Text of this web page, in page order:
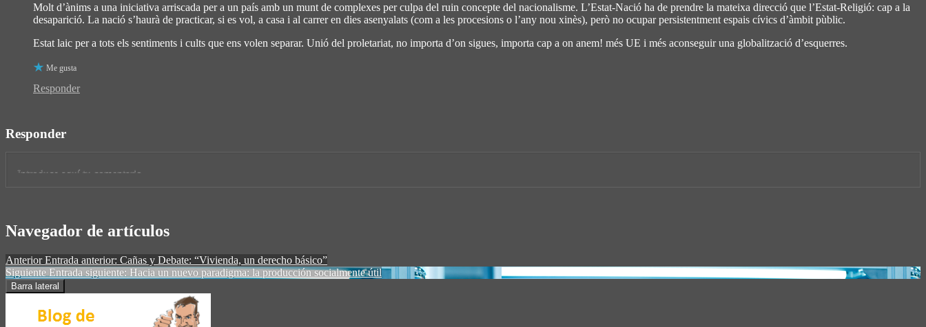
Molt d’ànims a una iniciativa arriscada per a un país amb un munt de complexes per culpa del ruin concepte del nacionalisme. L’Estat-Nació ha de prendre la mateixa direcció que l’Estat-Religió: cap a la
desaparició. La nació s’haurà de practicar, si es vol, a casa i al carrer en dies asenyalats (com a les procesions o l’any nou xinès), però no ocupar persistentment espais cívics d’àmbit pùblic.
Estat laic per a tots els sentiments i cults que ens volen separar. Unió del proletariat, no importa d’on sigues, importa cap a on anem! més UE i més aconseguir una globalització d’esquerres.
Me gusta
Responder
Responder
Navegador de artículos
Anterior Entrada anterior: Cañas y Debate: “Vivienda, un derecho básico”
Siguiente Entrada siguiente: Hacia un nuevo paradigma: la producción socialmente útil
Barra lateral